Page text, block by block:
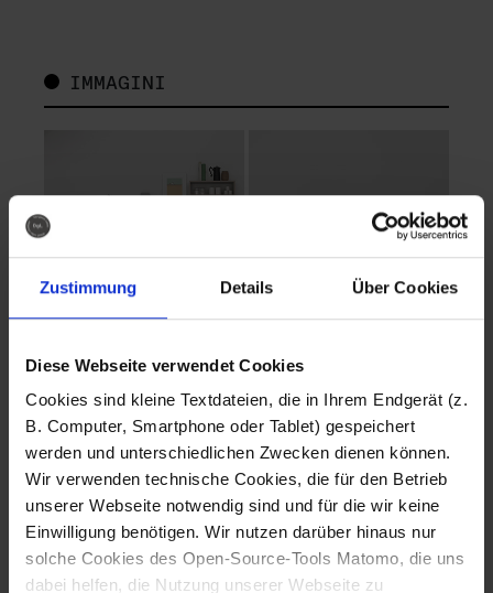
Zustimmung Details Über Cookies
Diese Webseite verwendet Cookies
Cookies sind kleine Textdateien, die in Ihrem Endgerät (z.
B. Computer, Smartphone oder Tablet) gespeichert
werden und unterschiedlichen Zwecken dienen können.
Wir verwenden technische Cookies, die für den Betrieb
unserer Webseite notwendig sind und für die wir keine
Einwilligung benötigen. Wir nutzen darüber hinaus nur
solche Cookies des Open-Source-Tools Matomo, die uns
dabei helfen, die Nutzung unserer Webseite zu
IMMAGINI
Fotografo: Lorenz
Sternbach
Download
Fotografo: Lorenz
Sternbach
Download